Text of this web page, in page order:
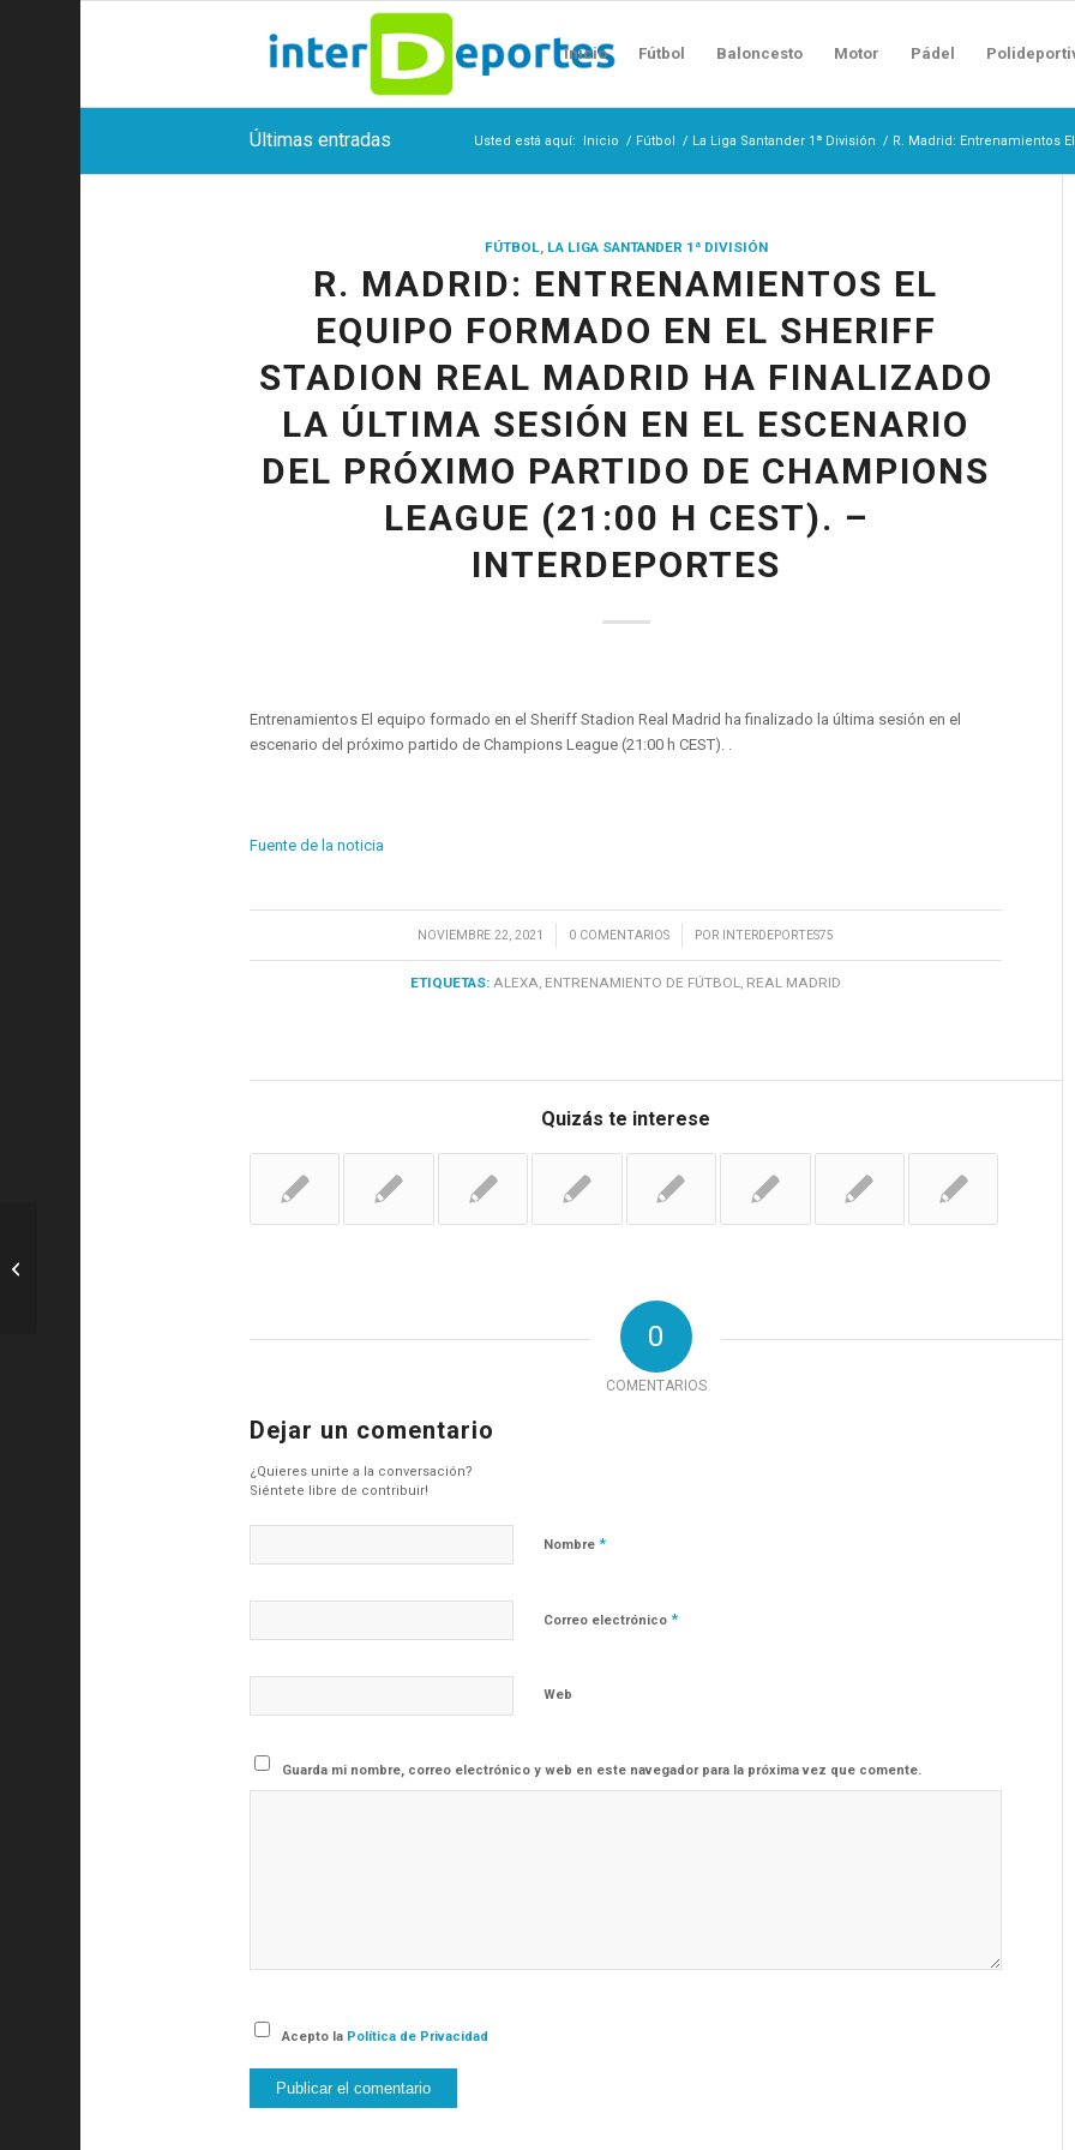
Inicio Fútbol Baloncesto Motor Pádel
Últimas entradas Usted está aquí: Inicio / Fútbol / La Liga Santander 1ª División / R. Madrid: Entrenamientos
FÚTBOL, LA LIGA SANTANDER 1ª DIVISIÓN
R. MADRID: ENTRENAMIENTOS EL
EQUIPO FORMADO EN EL SHERIFF
STADION REAL MADRID HA FINALIZADO
LA ÚLTIMA SESIÓN EN EL ESCENARIO
DEL PRÓXIMO PARTIDO DE CHAMPIONS
LEAGUE (21:00 H CEST). –
INTERDEPORTES
Entrenamientos El equipo formado en el Sheriff Stadion Real Madrid ha finalizado la última sesión en el
escenario del próximo partido de Champions League (21:00 h CEST). .
Fuente de la noticia
NOVIEMBRE 22, 2021
/ 0 COMENTARIOS
/ POR INTERDEPORTES75
ETIQUETAS: ALEXA, ENTRENAMIENTO DE FÚTBOL, REAL MADRID
Quizás te interese
0
COMENTARIOS
Dejar un comentario
¿Quieres unirte a la conversación?
Siéntete libre de contribuir!
Nombre *
Correo electrónico *
Web
Guarda mi nombre, correo electrónico y web en este navegador para la próxima vez que comente.
Acepto la Política de Privacidad